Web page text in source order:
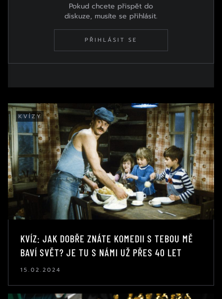
Pokud chcete přispět do
diskuze, musíte se přihlásit.
PŘIHLÁSIT SE
KVÍZY
KVÍZ: JAK DOBŘE ZNÁTE KOMEDII S TEBOU MĚ
BAVÍ SVĚT? JE TU S NÁMI UŽ PŘES 40 LET
15.02.2024